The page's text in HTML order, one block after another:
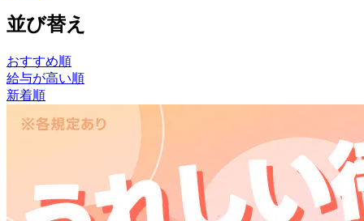
並び替え
おすすめ順
給与が高い順
新着順